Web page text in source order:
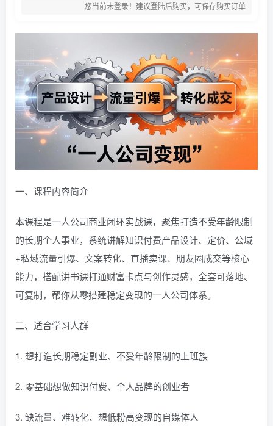
您当前未登录！建议登陆后购买，可保存购买订单
一、课程内容简介
本课程是一人公司商业闭环实战课，聚焦打造不受年龄限制
的长期个人事业，系统讲解知识付费产品设计、定价、公域
+私域流量引爆、文案转化、直播卖课、朋友圈成交等核心
能力，搭配讲书课打通财富卡点与创作灵感，全套可落地、
可复制，帮你从零搭建稳定变现的一人公司体系。
二、适合学习人群
1. 想打造长期稳定副业、不受年龄限制的上班族
2. 零基础想做知识付费、个人品牌的创业者
3. 缺流量、难转化、想低粉高变现的自媒体人